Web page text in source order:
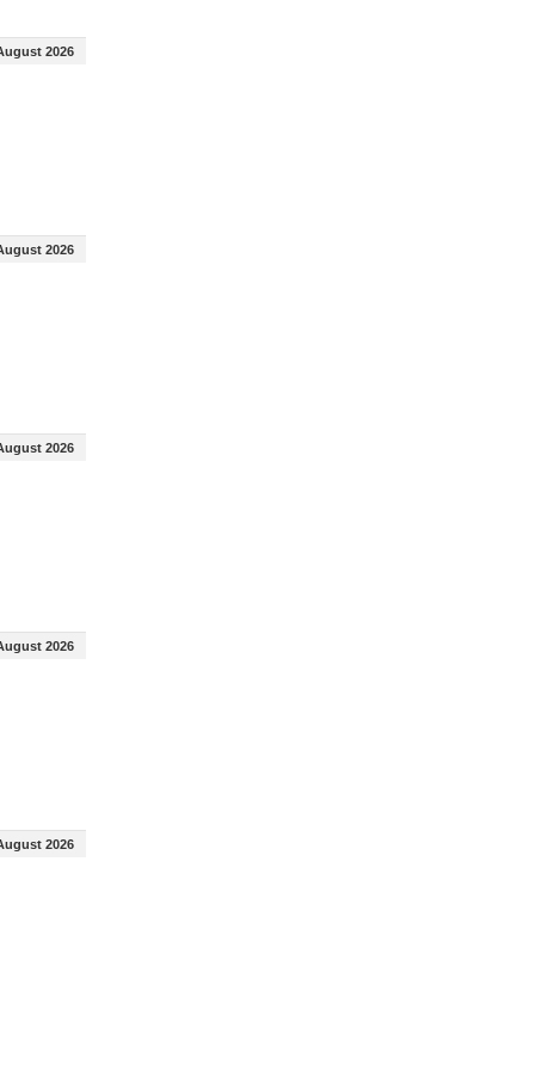
2026
2026
2026
2026
2026